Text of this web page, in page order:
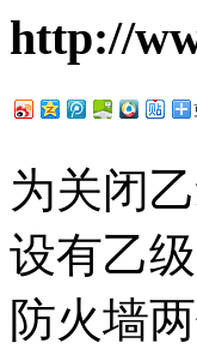
http://
为关闭
设有乙
防火墙